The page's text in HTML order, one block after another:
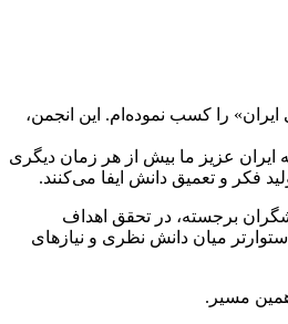
را کسب نموده‌ام. این انجمن،
عزیز ما بیش از هر زمان دیگری
فکر و تعمیق دانش ایفا می‌کنند.
برجسته، در تحقق اهداف
میان دانش نظری و نیازهای
مسیر.